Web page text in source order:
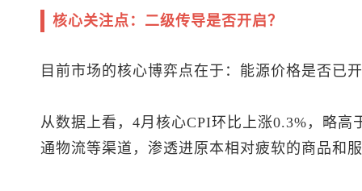
核心关注点：二级传导是否开启？
目前市场的核心博弈点在于：能源价格是否已
从数据上看，4月核心CPI环比上涨0.3%，略
通物流等渠道，渗透进原本相对疲软的商品和